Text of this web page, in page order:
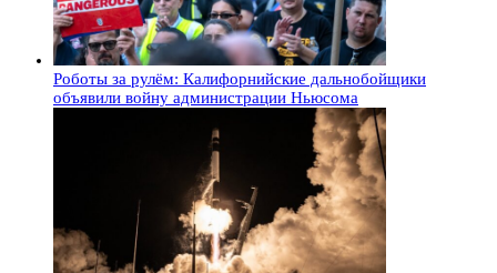
Роботы за рулём: Калифорнийские дальнобойщики
объявили войну администрации Ньюсома